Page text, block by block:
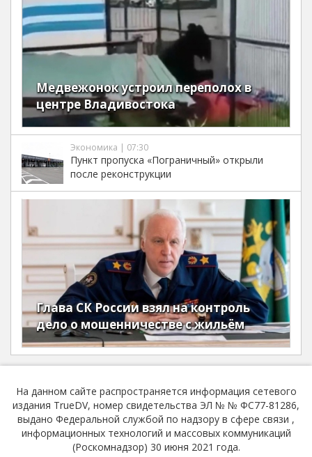
Медвежонок устроил переполох в
центре Владивостока
Экономика | 07:30
Пункт пропуска «Пограничный» открыли
после реконструкции
Глава СК России взял на контроль
дело о мошенничестве с жильём
На данном сайте распространяется информация сетевого
издания TrueDV, номер свидетельства ЭЛ № № ФС77-81286,
выдано Федеральной службой по надзору в сфере связи ,
информационных технологий и массовых коммуникаций
(Роскомнадзор) 30 июня 2021 года.